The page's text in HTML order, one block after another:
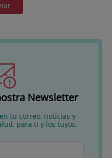
Newsletter
tu correo, noticias y
para ti y los tuyos.